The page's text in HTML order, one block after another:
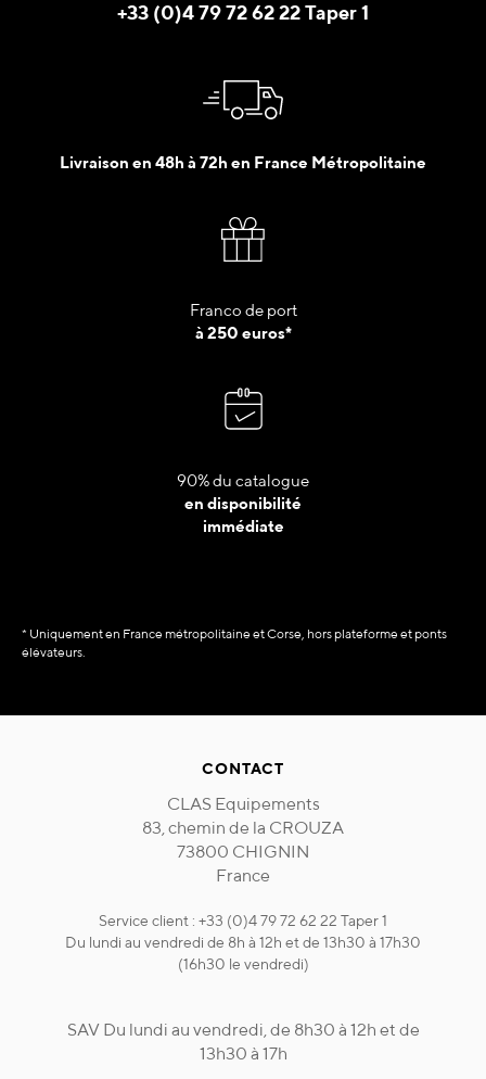
+33 (0)4 79 72 62 22 Taper 1
Livraison en 48h à 72h en France Métropolitaine
Franco de port
à 250 euros*
90% du catalogue
en disponibilité
immédiate
* Uniquement en France métropolitaine et Corse, hors plateforme et ponts
élévateurs.
CONTACT
CLAS Equipements
83, chemin de la CROUZA
73800 CHIGNIN
France
Service client : +33 (0)4 79 72 62 22 Taper 1
Du lundi au vendredi de 8h à 12h et de 13h30 à 17h30
(16h30 le vendredi)
SAV Du lundi au vendredi, de 8h30 à 12h et de
13h30 à 17h